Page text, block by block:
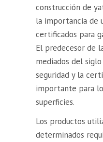
construcción de
la importancia de
certificados para
El predecesor de
mediados del
seguridad y la
importante para
superficies.
Los productos
determinados